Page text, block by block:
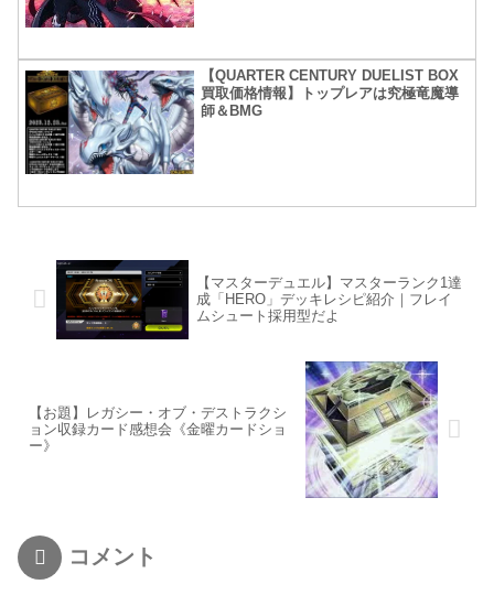
【QUARTER CENTURY DUELIST BOX
買取価格情報】トップレアは究極竜魔導
師＆BMG
【マスターデュエル】マスターランク1達
成「HERO」デッキレシピ紹介｜フレイ
ムシュート採用型だよ
【お題】レガシー・オブ・デストラクシ
ョン収録カード感想会《金曜カードショ
ー》
コメント